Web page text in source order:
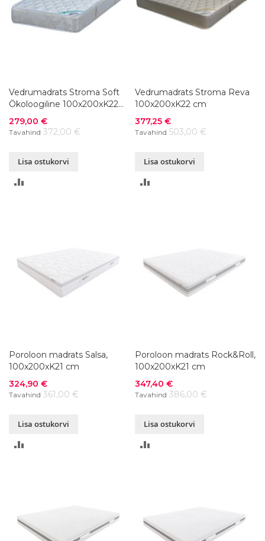
Vedrumadrats Stroma Soft
Ökoloogiline 100x200xK22
cm
Soodushind
279,00 €
Tavahind 372,00 €
Lisa ostukorvi
Vedrumadrats Stroma Reva
100x200xK22 cm
Soodushind
377,25 €
Tavahind 503,00 €
Lisa ostukorvi
Poroloon madrats Salsa,
100x200xK21 cm
Soodushind
324,90 €
Tavahind 361,00 €
Lisa ostukorvi
Poroloon madrats Rock&Roll,
100x200xK21 cm
Soodushind
347,40 €
Tavahind 386,00 €
Lisa ostukorvi